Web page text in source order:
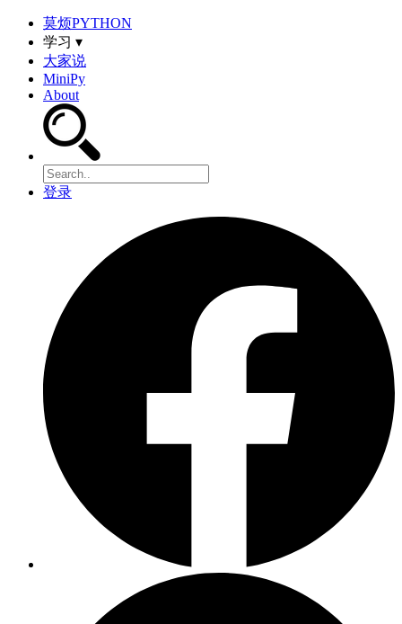
莫烦PYTHON
学习 ▾
大家说
MiniPy
About
登录